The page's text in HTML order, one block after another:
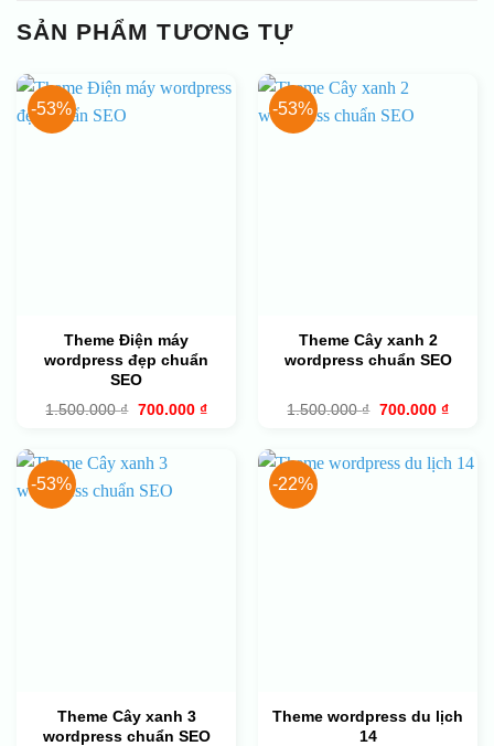
SẢN PHẨM TƯƠNG TỰ
-53%
Theme Điện máy
wordpress đẹp chuẩn
SEO
1.500.000₫ Giá
700.000 ₫Giá
700.000 ₫.
-53%
Theme Cây xanh 2
wordpress chuẩn SEO
1.500.000₫ Giá
700.000 ₫Giá
-53%
Theme Cây xanh 3
wordpress chuẩn SEO
-22%
Theme wordpress du lịch
14